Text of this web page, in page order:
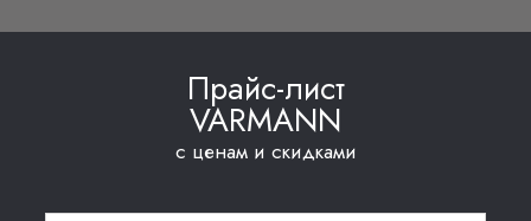
Прайс-лист
VARMANN
с ценам и скидками